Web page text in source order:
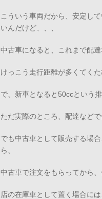
こういう車両だから、安定し
いんだけど、、、
中古車になると、これまで配
けっこう走行距離が多くてくた
で、新車となると50ccという
ただ実際のところ、配達など
でも中古車として販売する場
ら、
中古車で注文をもらってから
店の在庫車として置く場合に